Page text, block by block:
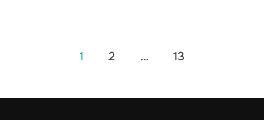
Pagination
publications
1 2 … 13